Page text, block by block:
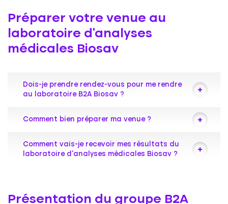
Préparer votre venue au
laboratoire d’analyses
médicales Biosav
Dois-je prendre rendez-vous pour me rendre
au laboratoire B2A Biosav ?
Votre laboratoire de biologie médicale vous
Certains prélèvements particuliers peuvent
nécessiter une prise de rendez-vous. Nous
Comment bien préparer ma venue ?
Nous vous invitons à consulter notre page
dédiée afin de préparer au mieux votre venue :
Comment vais-je recevoir mes résultats du
laboratoire d’analyses médicales Biosav ?
écologique et sécurisé). Pour cela votre e-mail
Présentation du groupe B2A